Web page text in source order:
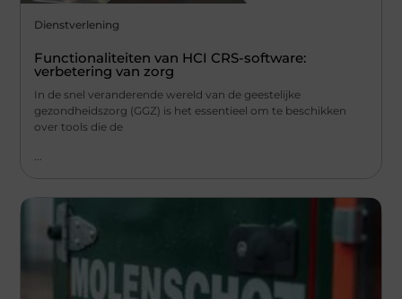
Dienstverlening
Functionaliteiten van HCI CRS-software:
verbetering van zorg
In de snel veranderende wereld van de geestelijke
gezondheidszorg (GGZ) is het essentieel om te beschikken
over tools die de